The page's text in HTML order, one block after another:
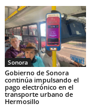
Sonora
Gobierno de Sonora
continúa impulsando el
pago electrónico en el
transporte urbano de
Hermosillo